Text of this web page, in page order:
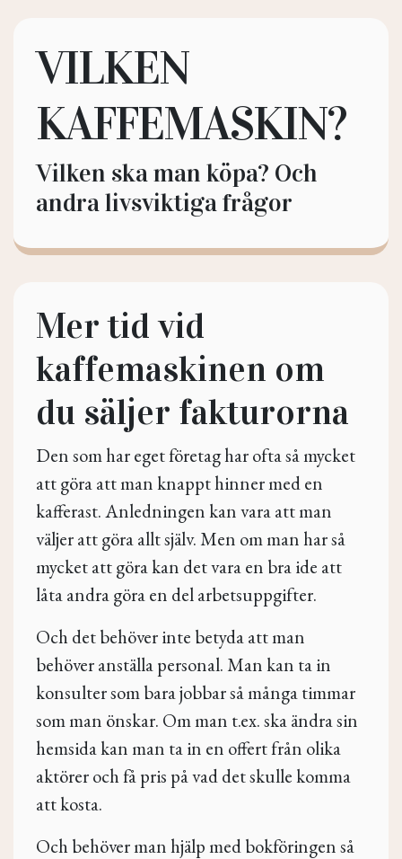
VILKEN
KAFFEMASKIN?
Vilken ska man köpa? Och
andra livsviktiga frågor
Mer tid vid
kaffemaskinen om
du säljer fakturorna
Den som har eget företag har ofta så mycket
att göra att man knappt hinner med en
kafferast. Anledningen kan vara att man
väljer att göra allt själv. Men om man har så
mycket att göra kan det vara en bra ide att
låta andra göra en del arbetsuppgifter.
Och det behöver inte betyda att man
behöver anställa personal. Man kan ta in
konsulter som bara jobbar så många timmar
som man önskar. Om man t.ex. ska ändra sin
hemsida kan man ta in en offert från olika
aktörer och få pris på vad det skulle komma
att kosta.
Och behöver man hjälp med bokföringen så